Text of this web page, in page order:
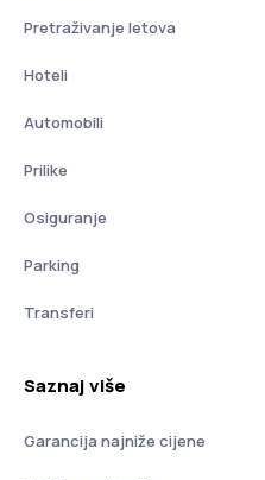
Pretraživanje letova
Hoteli
Automobili
Prilike
Osiguranje
Parking
Transferi
Saznaj više
Garancija najniže cijene